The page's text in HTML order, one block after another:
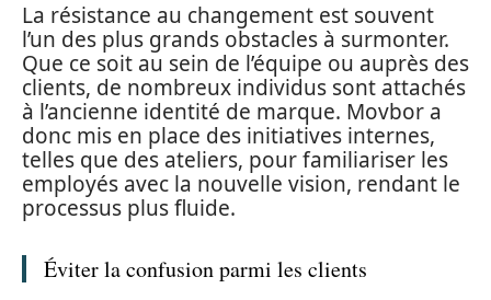
La résistance au changement est souvent
l’un des plus grands obstacles à surmonter.
Que ce soit au sein de l’équipe ou auprès des
clients, de nombreux individus sont attachés
à l’ancienne identité de marque. Movbor a
donc mis en place des initiatives internes,
telles que des ateliers, pour familiariser les
employés avec la nouvelle vision, rendant le
processus plus fluide.
Éviter la confusion parmi les clients